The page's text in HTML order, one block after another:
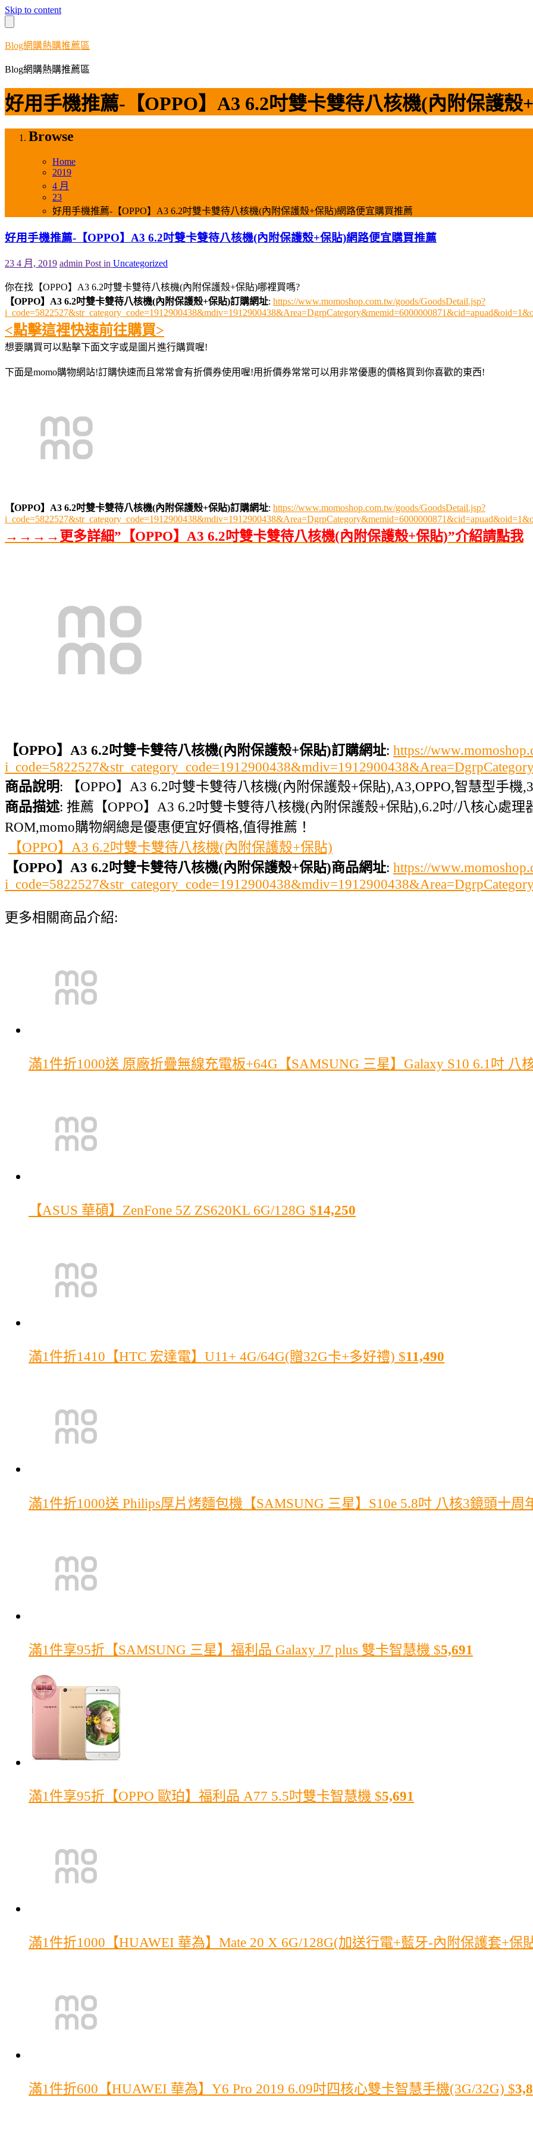
Skip to content
Blog網購熱購推薦區
Blog網購熱購推薦區
好用手機推薦-【OPPO】A3 6.2吋雙卡雙待八核機(內附保護殼
Browse
Home
2019
4 月
23
好用手機推薦-【OPPO】A3 6.2吋雙卡雙待八核機(內附保護殼+保貼)網路便宜購買推薦
好用手機推薦-【OPPO】A3 6.2吋雙卡雙待八核機(內附保護殼+保貼)網路便宜購買推薦
23 4 月, 2019 admin Post in Uncategorized
你在找【OPPO】A3 6.2吋雙卡雙待八核機(內附保護殼+保貼)哪裡買嗎?
【OPPO】A3 6.2吋雙卡雙待八核機(內附保護殼+保貼)訂購網址: https://www.momoshop.com.tw/goods/GoodsDetail.jsp?
<點擊這裡快速前往購買>
想要購買可以點擊下面文字或是圖片進行購買喔!
下面是momo購物網站!訂購快速而且常常會有折價券使用喔!用折價券常常可以用非常優惠的價格買到你喜歡的東西!
【OPPO】A3 6.2吋雙卡雙待八核機(內附保護殼+保貼)訂購網址: https://www.momoshop.com.tw/goods/GoodsDetail.jsp?
→→→→更多詳細”【OPPO】A3 6.2吋雙卡雙待八核機(內附保護殼+保貼)”介紹請點我
【OPPO】A3 6.2吋雙卡雙待八核機(內附保護殼+保貼)訂購網址: https://
商品說明: 【OPPO】A3 6.2吋雙卡雙待八核機(內附保護殼+保貼),A3,OPPO,智慧型手機
商品描述: 推薦【OPPO】A3 6.2吋雙卡雙待八核機(內附保護殼+保貼),6.2吋/八核心處理
ROM,momo購物網總是優惠便宜好價格,值得推薦！
【OPPO】A3 6.2吋雙卡雙待八核機(內附保護殼+保貼)
【OPPO】A3 6.2吋雙卡雙待八核機(內附保護殼+保貼)商品網址: https://
更多相關商品介紹:
滿1件折1000送 原廠折疊無線充電板+64G【SAMSUNG 三星】Galaxy S10 6.1吋 八
【ASUS 華碩】ZenFone 5Z ZS620KL 6G/128G $14,250
滿1件折1410 【HTC 宏達電】U11+ 4G/64G(贈32G卡+多好禮) $11,490
滿1件折1000送 Philips厚片烤麵包機【SAMSUNG 三星】S10e 5.8吋 八核3鏡頭十周
滿1件享95折 【SAMSUNG 三星】福利品 Galaxy J7 plus 雙卡智慧機 $5,691
滿1件享95折 【OPPO 歐珀】福利品 A77 5.5吋雙卡智慧機 $5,691
滿1件折1000 【HUAWEI 華為】Mate 20 X 6G/128G(加送行電+藍牙-內附保護套+保
滿1件折600 【HUAWEI 華為】Y6 Pro 2019 6.09吋四核心雙卡智慧手機(3G/32G) $